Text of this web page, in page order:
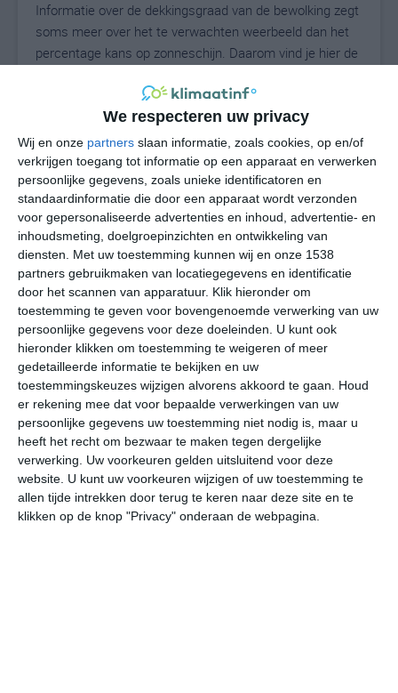
We respecteren uw privacy
Wij en onze partners slaan informatie, zoals cookies, op en/of
verkrijgen toegang tot informatie op een apparaat en verwerken
persoonlijke gegevens, zoals unieke identificatoren en
standaardinformatie die door een apparaat wordt verzonden
voor gepersonaliseerde advertenties en inhoud, advertentie- en
inhoudsmeting, doelgroepinzichten en ontwikkeling van
diensten.
Met uw toestemming kunnen wij en onze 1538
partners gebruikmaken van locatiegegevens en identificatie
door het scannen van apparatuur. Klik hieronder om
toestemming te geven voor bovengenoemde verwerking van uw
persoonlijke gegevens voor deze doeleinden. U kunt ook
hieronder klikken om toestemming te weigeren of meer
gedetailleerde informatie te bekijken en uw
toestemmingskeuzes wijzigen alvorens akkoord te gaan.
Houd
er rekening mee dat voor bepaalde verwerkingen van uw
persoonlijke gegevens uw toestemming niet nodig is, maar u
heeft het recht om bezwaar te maken tegen dergelijke
verwerking. Uw voorkeuren gelden uitsluitend voor deze
website. U kunt uw voorkeuren wijzigen of uw toestemming te
allen tijde intrekken door terug te keren naar deze site en te
klikken op de knop "Privacy" onderaan de webpagina.
Informatie over de dekkingsgraad van de bewolking zegt
soms meer over het te verwachten weerbeeld dan het
percentage kans op zonneschijn. Daarom vind je hier de
31°C
za
34° 27°
zo
33° 26°
ma
31° 25°
di
33° 25° 33°
34°C 31°C 29°C 28°C 27°C
16:00 19:00 22:00 01:00 04:00
16:00 19:00 22:00 01:00 04:00